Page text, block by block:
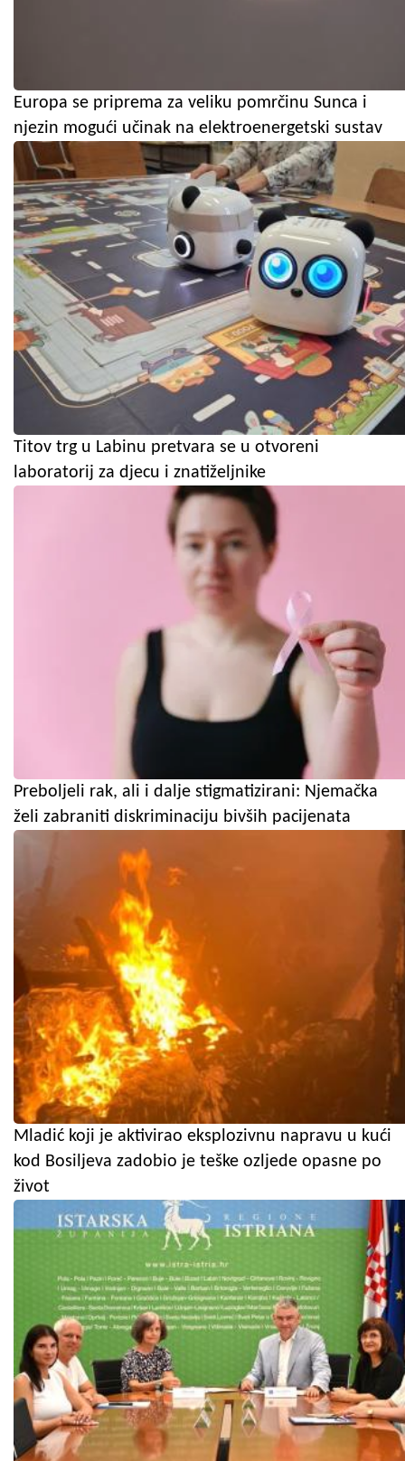
Europa se priprema za veliku pomrčinu Sunca i
njezin mogući učinak na elektroenergetski sustav
Titov trg u Labinu pretvara se u otvoreni
laboratorij za djecu i znatiželjnike
Preboljeli rak, ali i dalje stigmatizirani: Njemačka
želi zabraniti diskriminaciju bivših pacijenata
Mladić koji je aktivirao eksplozivnu napravu u kući
kod Bosiljeva zadobio je teške ozljede opasne po
život